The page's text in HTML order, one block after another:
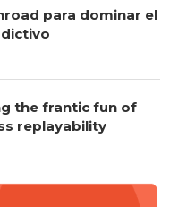
para dominar el
the frantic fun of
replayability